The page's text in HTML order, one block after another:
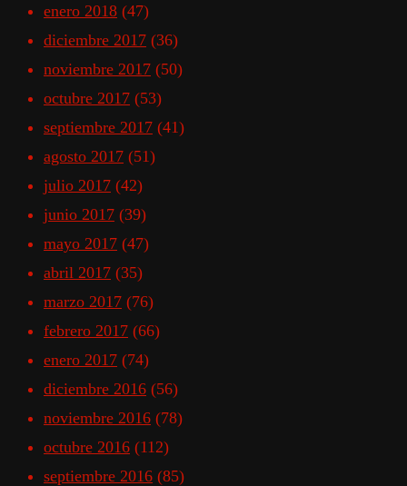
enero 2018 (47)
diciembre 2017 (36)
noviembre 2017 (50)
octubre 2017 (53)
septiembre 2017 (41)
agosto 2017 (51)
julio 2017 (42)
junio 2017 (39)
mayo 2017 (47)
abril 2017 (35)
marzo 2017 (76)
febrero 2017 (66)
enero 2017 (74)
diciembre 2016 (56)
noviembre 2016 (78)
octubre 2016 (112)
septiembre 2016 (85)